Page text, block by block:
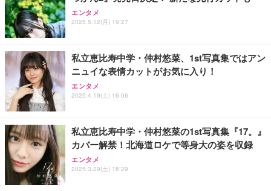
エンタメ
2025.5.12(月) 19:27
私立恵比寿中学・仲村悠菜、1st写真集ではアン
ニュイな表情カットがお気に入り！
エンタメ
2025.4.19(土) 16:06
私立恵比寿中学・仲村悠菜の1st写真集『17。』
カバー解禁！北海道ロケで等身大の姿を収録
エンタメ
2025.3.29(土) 18:29